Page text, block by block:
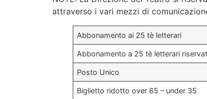
attraverso i vari mezzi di
Abbonamento ai 25 tè letterari
Abbonamento a 25 tè letterari
Posto Unico
Biglietto ridotto over 65 – under 35